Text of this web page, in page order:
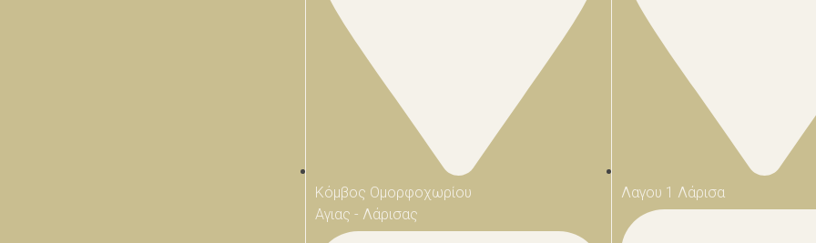
Κόμβος Ομορφοχωρίου
Αγιας - Λάρισας
Λαγου 1 Λάρισα